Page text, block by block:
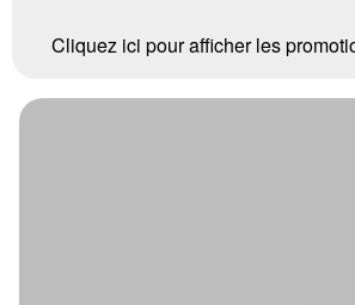
Cliquez ici pour afficher les